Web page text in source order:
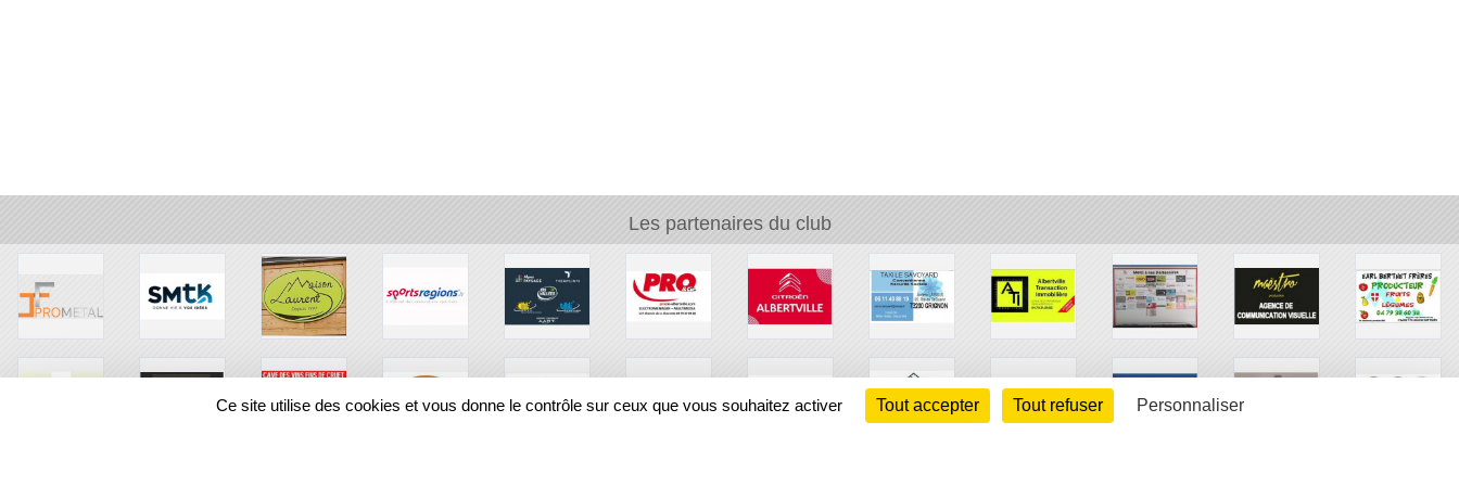
Les partenaires du club
Ce site utilise des cookies et vous donne le contrôle sur ceux que vous souhaitez activer Tout accepter Tout refuser Personnaliser